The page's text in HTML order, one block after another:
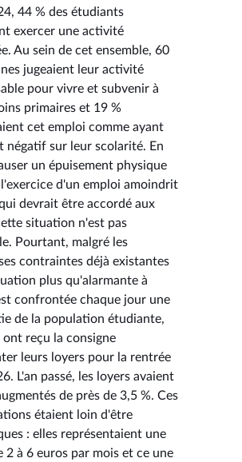
44 % des étudiants
exercer une activité
Au sein de cet ensemble, 60
jugeaient leur activité
pour vivre et subvenir à
primaires et 19 %
cet emploi comme ayant
négatif sur leur scolarité. En
un épuisement physique
d'un emploi amoindrit
devrait être accordé aux
situation n'est pas
Pourtant, malgré les
contraintes déjà existantes
plus qu'alarmante à
confrontée chaque jour une
de la population étudiante,
ont reçu la consigne
leurs loyers pour la rentrée
L'an passé, les loyers avaient
de près de 3,5 %. Ces
étaient loin d'être
: elles représentaient une
2 à 6 euros par mois et ce une